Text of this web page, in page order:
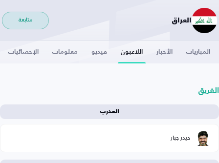
العراق متابعة
المباريات الأخبار اللاعبون فيديو معلومات الإحصائيات
الفريق
المدرب
حيدر جبار